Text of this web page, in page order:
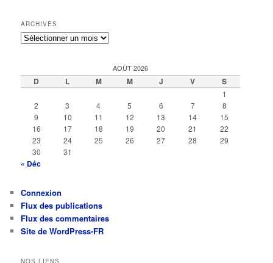
ARCHIVES
Archives
AOÛT 2026
D L M M J V S
1
2
3 4 5 6 7
8
9
10 11 12 13 14
15
16
17 18 19 20 21
22
23
24 25 26 27 28
29
30
31
« Déc
Connexion
Flux des publications
Flux des commentaires
Site de WordPress-FR
NOS LIENS